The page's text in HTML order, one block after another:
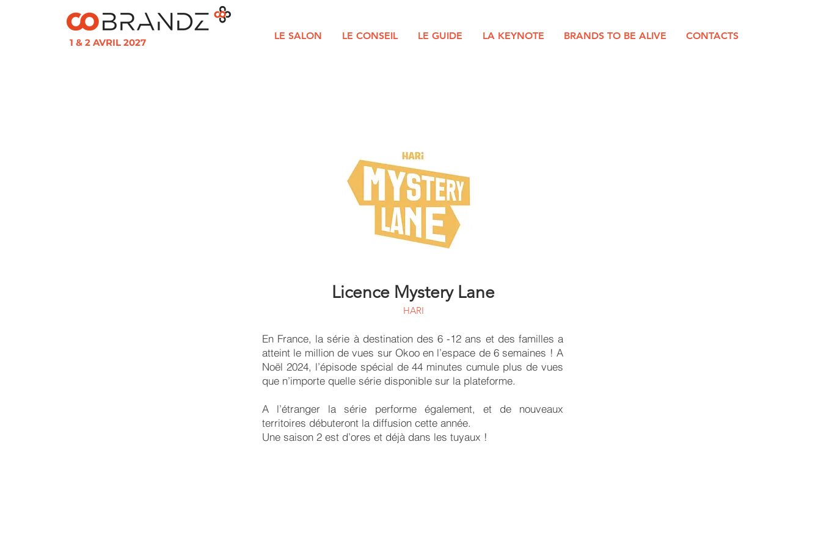
1 & 2 AVRIL 2027
LE SALON LE CONSEIL LE GUIDE LA KEYNOTE BRANDS TO BE ALIVE CONTACTS
Licence Mystery Lane
HARI
En France, la série à destination des 6 -12 ans et des familles a
atteint le million de vues sur Okoo en l’espace de 6 semaines ! A
Noël 2024, l’épisode spécial de 44 minutes cumule plus de vues
que n’importe quelle série disponible sur la plateforme.
A l’étranger la série performe également, et de nouveaux
territoires débuteront la diffusion cette année.
Une saison 2 est d’ores et déjà dans les tuyaux !